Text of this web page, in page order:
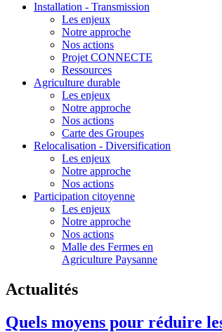
Installation - Transmission
Les enjeux
Notre approche
Nos actions
Projet CONNECTE
Ressources
Agriculture durable
Les enjeux
Notre approche
Nos actions
Carte des Groupes
Relocalisation - Diversification
Les enjeux
Notre approche
Nos actions
Participation citoyenne
Les enjeux
Notre approche
Nos actions
Malle des Fermes en
Agriculture Paysanne
Actualités
Quels moyens pour réduire